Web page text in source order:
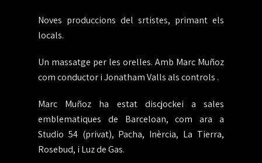
Noves produccions del srtistes, primant els
locals.
Un massatge per les orelles. Amb Marc Muñoz
com conductor i Jonatham Valls als controls .
Marc Muñoz ha estat discjockei a sales
emblematiques de Barceloan, com ara a
Studio 54 (privat), Pacha, Inèrcia, La Tierra,
Rosebud, i Luz de Gas.